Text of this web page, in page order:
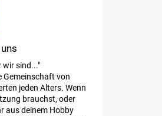
wir sind..."
Gemeinschaft von
jeden Alters. Wenn
brauchst, oder
aus deinem Hobby